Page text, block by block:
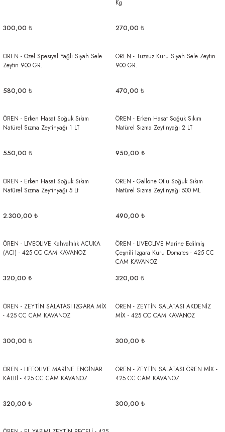
300,00 ₺
Kg
270,00 ₺
ÖREN - Özel Spesiyal Yağlı Siyah Sele
Zeytin 900 GR.
580,00 ₺
ÖREN - Tuzsuz Kuru Siyah Sele Zeytin
900 GR.
470,00 ₺
ÖREN - Erken Hasat Soğuk Sıkım
Natürel Sızma Zeytinyağı 1 LT
550,00 ₺
ÖREN - Erken Hasat Soğuk Sıkım
Natürel Sızma Zeytinyağı 2 LT
950,00 ₺
ÖREN - Erken Hasat Soğuk Sıkım
Natürel Sızma Zeytinyağı 5 Lt
2.300,00 ₺
ÖREN - Gallone Otlu Soğuk Sıkım
Natürel Sızma Zeytinyağı 500 ML
490,00 ₺
ÖREN - LIVEOLIVE Kahvaltılık ACUKA
(ACI) - 425 CC CAM KAVANOZ
320,00 ₺
ÖREN - LIVEOLIVE Marine Edilmiş
Çeşnili Izgara Kuru Domates - 425 CC
CAM KAVANOZ
320,00 ₺
ÖREN - ZEYTİN SALATASI IZGARA MİX
- 425 CC CAM KAVANOZ
300,00 ₺
ÖREN - ZEYTİN SALATASI AKDENİZ
MİX - 425 CC CAM KAVANOZ
300,00 ₺
ÖREN - LIFEOLIVE MARİNE ENGİNAR
KALBİ - 425 CC CAM KAVANOZ
320,00 ₺
ÖREN - ZEYTİN SALATASI ÖREN MİX -
425 CC CAM KAVANOZ
300,00 ₺